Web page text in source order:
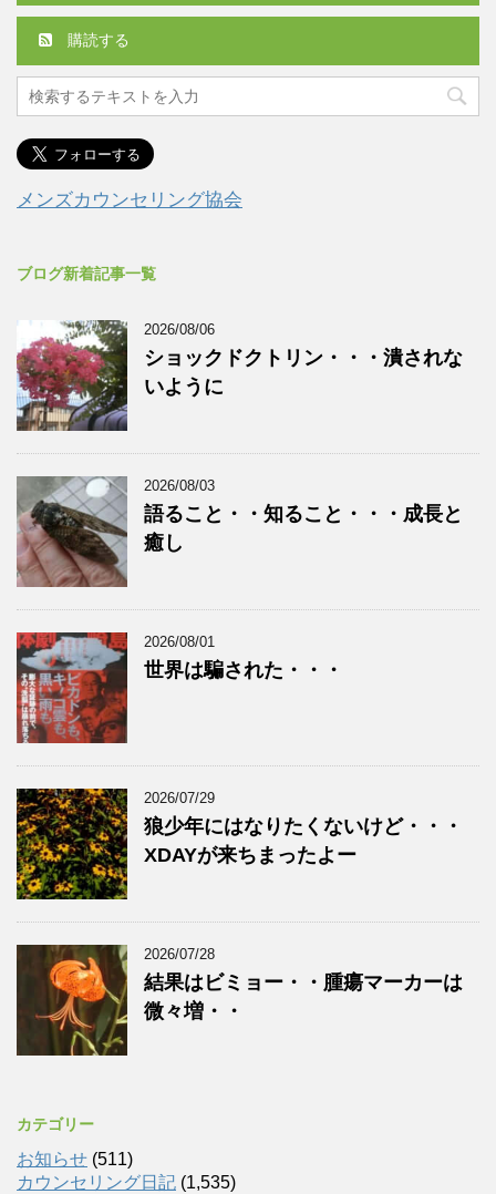
購読する
メンズカウンセリング協会
ブログ新着記事一覧
2026/08/06
ショックドクトリン・・・潰されな
いように
2026/08/03
語ること・・知ること・・・成長と
癒し
2026/08/01
世界は騙された・・・
2026/07/29
狼少年にはなりたくないけど・・・
XDAYが来ちまったよー
2026/07/28
結果はビミョー・・腫瘍マーカーは
微々増・・
カテゴリー
お知らせ (511)
カウンセリング日記 (1,535)